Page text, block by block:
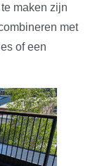
maken zijn
met
of een